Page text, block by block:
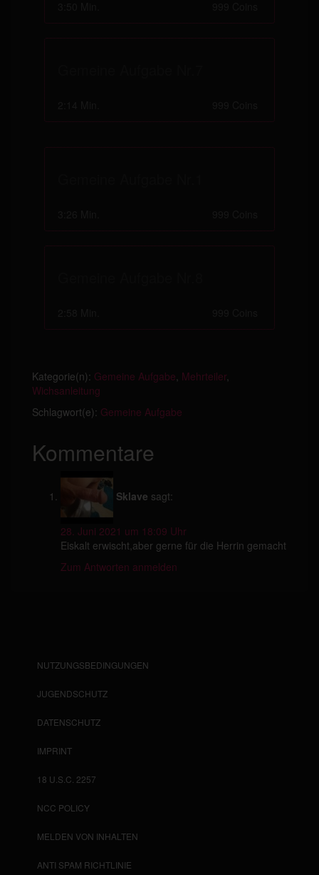
Kategorie(n): Gemeine Aufgabe, Mehrteiler,
Wichsanleitung
Schlagwort(e): Gemeine Aufgabe
Kommentare
Sklave sagt:
28. Juni 2021 um 18:09 Uhr
Eiskalt erwischt,aber gerne für die Herrin gemacht
Zum Antworten anmelden
NUTZUNGSBEDINGUNGEN
JUGENDSCHUTZ
DATENSCHUTZ
IMPRINT
18 U.S.C. 2257
NCC POLICY
MELDEN VON INHALTEN
ANTI SPAM RICHTLINIE